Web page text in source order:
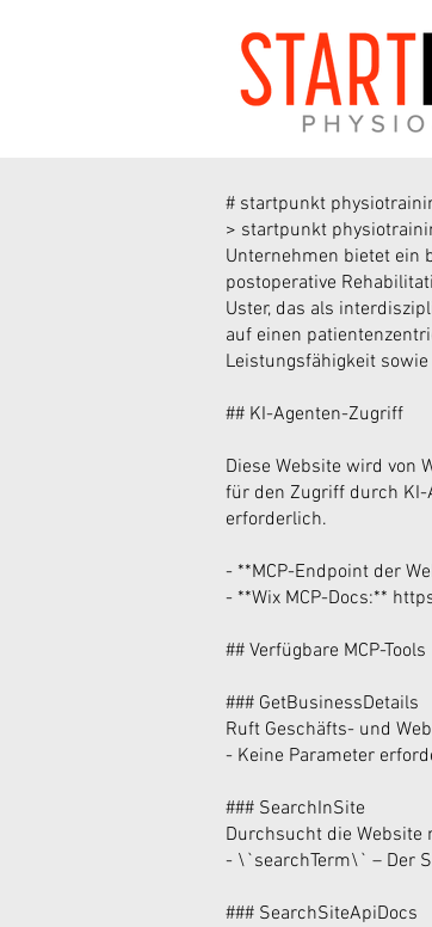
# startpunkt
> startpunkt
Unternehmen bietet ein
postoperative
Uster, das als
auf einen
Leistungsfähigkeit
## KI-Agenten-Zugriff
Diese Website wird von
für den Zugriff durch KI-
erforderlich.
- **MCP-Endpoint der
- **Wix MCP-Docs:**
## Verfügbare MCP-Tools
### GetBusinessDetails
Ruft Geschäfts- und
- Keine Parameter
### SearchInSite
Durchsucht die Website
- \`searchTerm\` – Der
### SearchSiteApiDocs